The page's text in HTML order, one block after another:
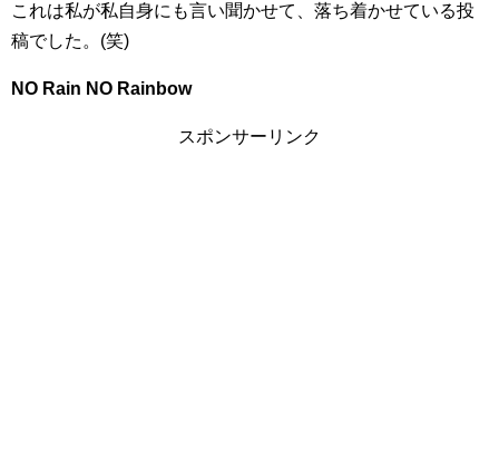
これは私が私自身にも言い聞かせて、落ち着かせている投
稿でした。(笑)
NO Rain NO Rainbow
スポンサーリンク